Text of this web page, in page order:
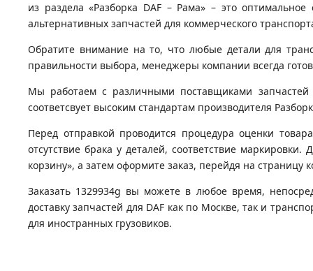
из раздела «Разборка DAF – Рама» – это
альтернативных запчастей для коммерческого
Обратите внимание на то, что любые детали для
правильности выбора, менеджеры компании всегда
Мы работаем с различными поставщиками запчастей
соответсвует высоким стандартам производителя
Перед отправкой проводится процедура оценки
отсутствие брака у деталей, соответствие
корзину», а затем оформите заказ, перейдя на страницу
Заказать 1329934g вы можете в любое время,
доставку запчастей для DAF как по Москве, так и
для иностранных грузовиков.